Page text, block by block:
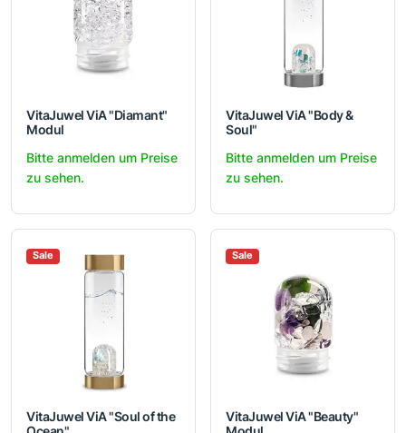
VitaJuwel ViA "Diamant"
Modul
Bitte anmelden um Preise
zu sehen.
VitaJuwel ViA "Body &
Soul"
Bitte anmelden um Preise
zu sehen.
Sale
VitaJuwel ViA "Soul of the
Sale
VitaJuwel ViA "Beauty"